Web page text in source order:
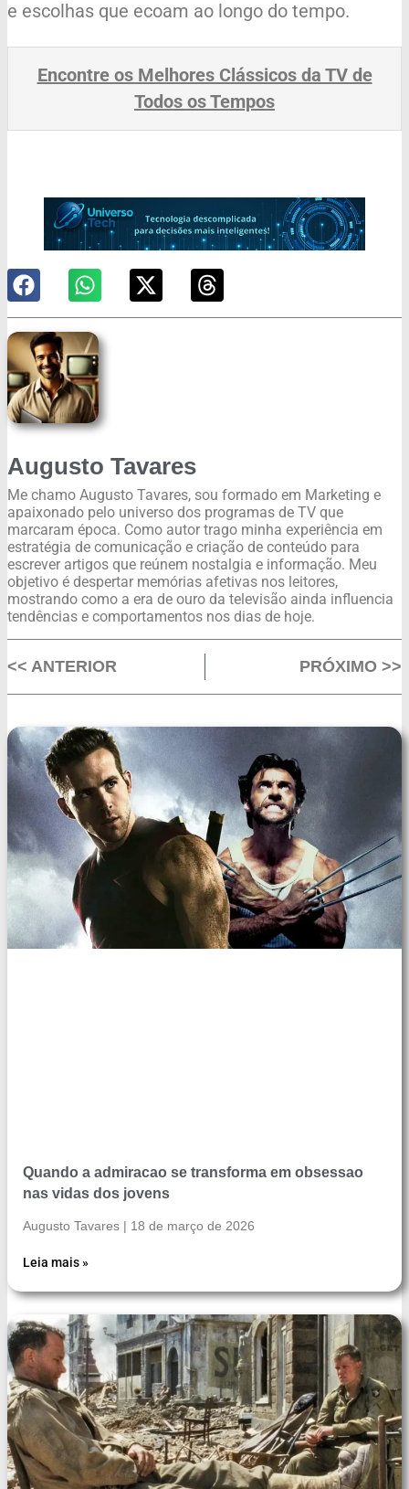
e escolhas que ecoam ao longo do tempo.
Encontre os Melhores Clássicos da TV de
Todos os Tempos
Augusto Tavares
Me chamo Augusto Tavares, sou formado em Marketing e
apaixonado pelo universo dos programas de TV que
marcaram época. Como autor trago minha experiência em
estratégia de comunicação e criação de conteúdo para
escrever artigos que reúnem nostalgia e informação. Meu
objetivo é despertar memórias afetivas nos leitores,
mostrando como a era de ouro da televisão ainda influencia
tendências e comportamentos nos dias de hoje.
<< ANTERIOR PRÓXIMO >>
Quando a admiracao se transforma em obsessao
nas vidas dos jovens
Augusto Tavares 18 de março de 2026
Leia mais »